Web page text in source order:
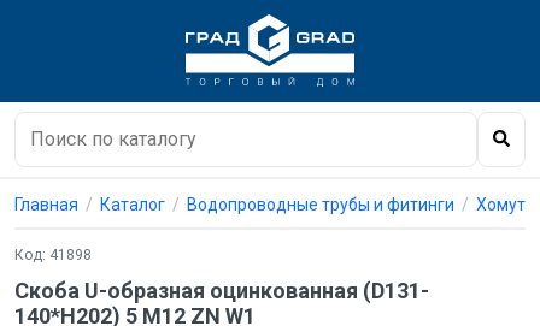
Главная Каталог Водопроводные трубы и фитинги Хомуты
Код: 41898
Скоба U-образная оцинкованная (D131-
140*H202) 5 M12 ZN W1